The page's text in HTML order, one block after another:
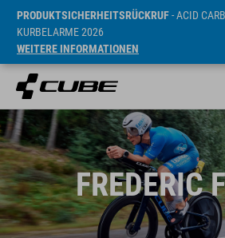
PRODUKTSICHERHEITSRÜCKRUF- ACID
KURBELARME 2026
WEITERE INFORMATIONEN
FREDERIC